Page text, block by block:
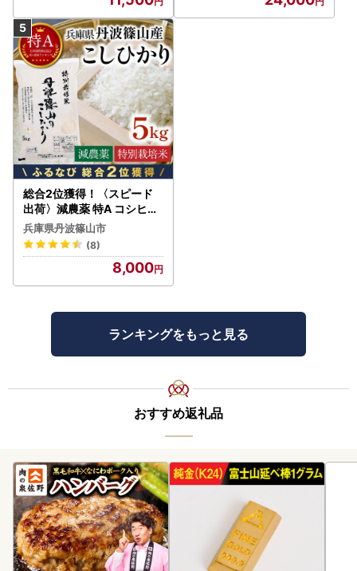
総合2位獲得！〈スピード
出荷〉減農薬 特A コシヒカ
リ 5kg 丹波篠山産 特別栽培
米 こしひかり
兵庫県丹波篠山市
(8)
8,000
ランキングをもっと見る
おすすめ返礼品